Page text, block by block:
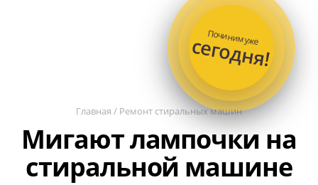
Починим уже
сегодня!
Главная / Ремонт стиральных машин
Мигают лампочки на
стиральной машине